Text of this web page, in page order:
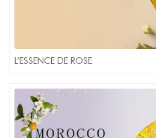
L’ESSENCE DE ROSE